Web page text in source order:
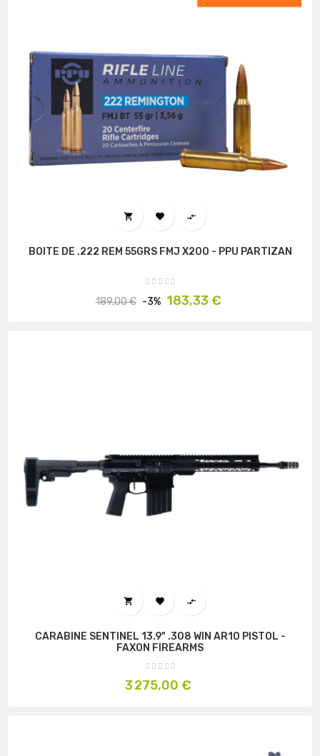
  
BOITE DE .222 REM 55GRS FMJ X200 - PPU PARTIZAN
Prix
189,00 € -3% Prix
183,33 €
  
CARABINE SENTINEL 13.9" .308 WIN AR10 PISTOL -
FAXON FIREARMS
Prix
3 275,00 €